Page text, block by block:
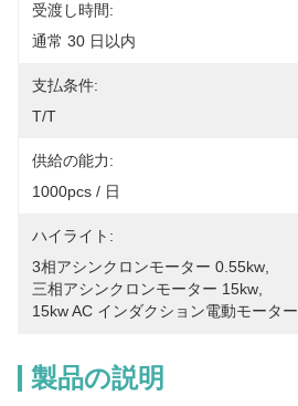
受渡し時間:
通常 30 日以内
支払条件:
T/T
供給の能力:
1000pcs / 日
ハイライト:
3相アシンクロンモーター 0.55kw
三相アシンクロンモーター 15kw
15kw AC インダクション電動モーター
製品の説明